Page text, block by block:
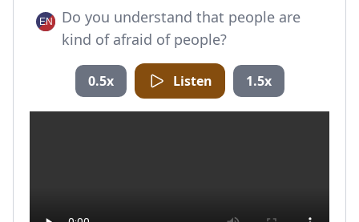
Do you understand that people are
kind of afraid of people?
0.5x Listen 1.5x